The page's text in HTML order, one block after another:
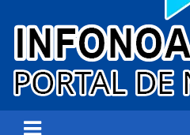
Infonoa Salta